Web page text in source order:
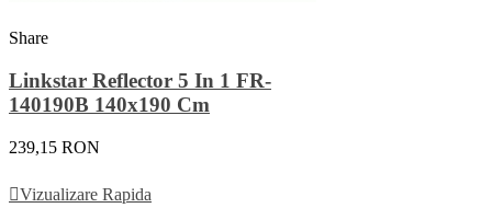
Share
Linkstar Reflector 5 In 1 FR-
140190B 140x190 Cm
239,15 RON
Vizualizare Rapida